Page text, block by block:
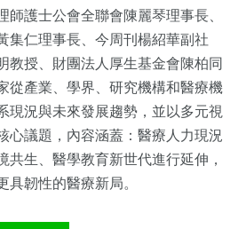
師護士公會全聯會陳麗琴理事長、
集仁理事長、今周刊楊紹華副社
教授、財團法人厚生基金會陳柏同
從產業、學界、研究機構和醫療機
現況與未來發展趨勢，並以多元視
心議題，內容涵蓋：醫療人力現況
共生、醫學教育新世代進行延伸，
具韌性的醫療新局。